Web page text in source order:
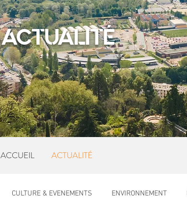
ACTUALITÉ
ACCUEIL ACTUALITÉ
CULTURE & EVENEMENTS ENVIRONNEMENT